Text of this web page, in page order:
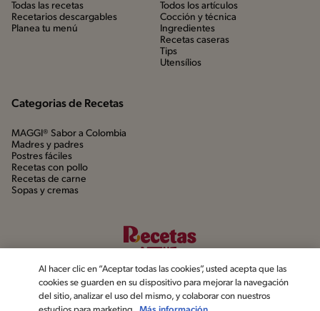
Todas las recetas
Recetarios descargables
Planea tu menú
Todos los artículos
Cocción y técnica
Ingredientes
Recetas caseras
Tips
Utensílios
Categorias de Recetas
MAGGI® Sabor a Colombia
Madres y padres
Postres fáciles
Recetas con pollo
Recetas de carne
Sopas y cremas
Al hacer clic en “Aceptar todas las cookies”, usted acepta que las
cookies se guarden en su dispositivo para mejorar la navegación
del sitio, analizar el uso del mismo, y colaborar con nuestros